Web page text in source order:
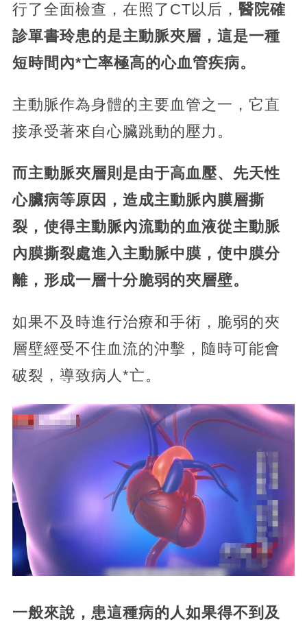
行了全面檢查，在照了CT以后， 醫院確
診單書玲患的是主動脈夾層，這是一種
短時間內*亡率極高的心血管疾病。
主動脈作為身體的主要血管之一，它直
接承受著來自心臟跳動的壓力。
而主動脈夾層則是由于高血壓、先天性
心臟病等原因，造成主動脈內膜層撕
裂，使得主動脈內流動的血液從主動脈
內膜撕裂處進入主動脈中膜，使中膜分
離，形成一層十分脆弱的夾層壁。
如果不及時進行治療和手術，脆弱的夾
層壁經受不住血流的沖擊，隨時可能會
破裂，導致病人*亡。
一般來說，患這種病的人如果得不到及